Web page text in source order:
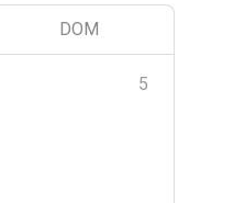
DOM
5